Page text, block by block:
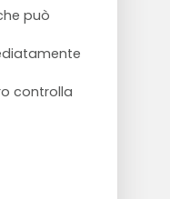
può
controlla